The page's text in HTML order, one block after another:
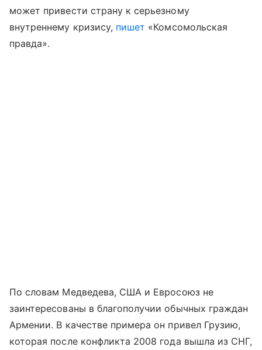
может привести страну к серьезному
внутреннему кризису, пишет «Комсомольская
правда».
По словам Медведева, США и Евросоюз не
заинтересованы в благополучии обычных граждан
Армении. В качестве примера он привел Грузию,
которая после конфликта 2008 года вышла из СНГ,